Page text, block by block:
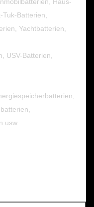
Batterien,
Yachtbatterien,
USV-Batterien,
usw.